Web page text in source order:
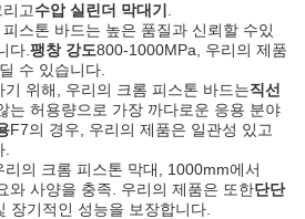
리고수압 실린더 막대기
피스톤 바드는 높은 품질과 신뢰할 수있
다. 팽창 강도800-1000MPa, 우리의 제품
수 있습니다.
위해, 우리의 크롬 피스톤 바드는직선
는 허용량으로 가장 까다로운 응용 분야
F7의 경우, 우리의 제품은 일관성 있고
리의 크롬 피스톤 막대, 1000mm에서
와 사양을 충족. 우리의 제품은 또한단단
장기적인 성능을 보장합니다.